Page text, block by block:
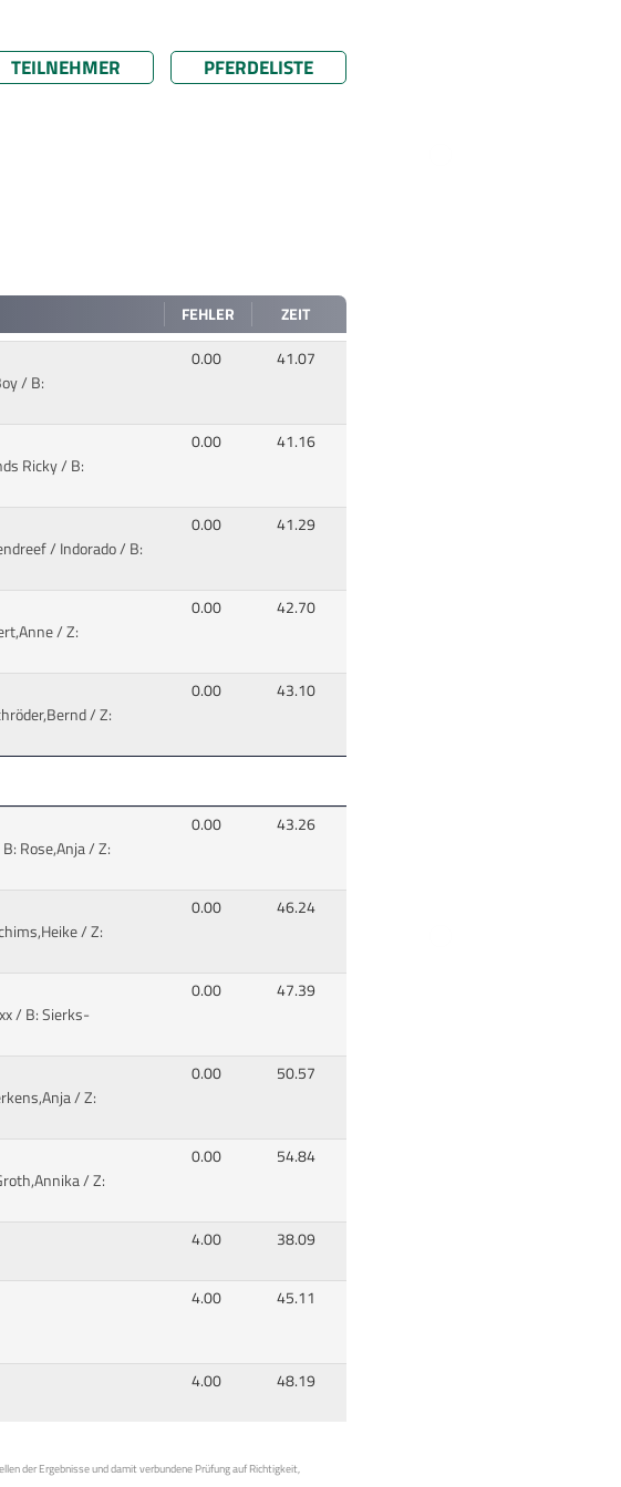
TEILNEHMER PFERDELISTE
FEHLER
ZEIT
/ B:
0.00 41.07
Ricky/ B:
0.00 41.16
/ Indorado/ B:
0.00 41.29
/ Z:
0.00 42.70
/ Z:
0.00 43.10
Rose,Anja / Z:
0.00 43.26
/ Z:
0.00 46.24
/ B: Sierks-
0.00 47.39
/ Z:
0.00 50.57
/ Z:
0.00 54.84
4.00 38.09
4.00 45.11
4.00 48.19
der Ergebnisse und damit verbundene Prüfung auf Richtigkeit,